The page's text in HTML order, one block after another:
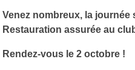
Venez nombreux, la
Restauration assurée au
Rendez-vous le 2 octobre !